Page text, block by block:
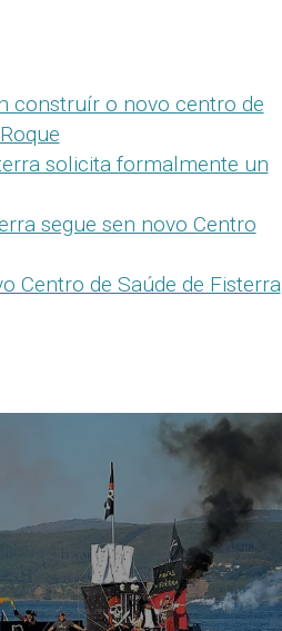
construír o novo centro de
solicita formalmente un
segue sen novo Centro
Centro de Saúde de Fisterra